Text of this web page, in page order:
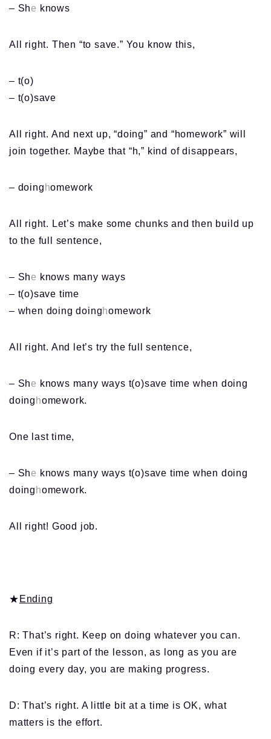
– She knows
All right. Then “to save.” You know this,
– t(o)
– t(o)save
All right. And next up, “doing” and “homework” will
join together. Maybe that “h,” kind of disappears,
– doing homework
All right. Let’s make some chunks and then build up
to the full sentence,
– She knows many ways
– t(o)save time
– when doing doinghomework
All right. And let’s try the full sentence,
– She knows many ways t(o)save time when doing
doing homework.
One last time,
– She knows many ways t(o)save time when doing
doing homework.
All right! Good job.
★ Ending
R: That’s right. Keep on doing whatever you can.
Even if it’s part of the lesson, as long as you are
doing every day, you are making progress.
D: That’s right. A little bit at a time is OK, what
matters is the effort.